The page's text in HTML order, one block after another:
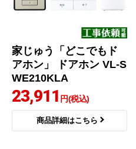
家じゅう「どこでもド
アホン」 ドアホン VL-S
WE210KLA
23,911 円(税込)
商品詳細はこちら